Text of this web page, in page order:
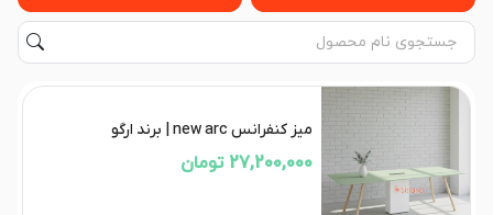
میز کنفرانس new arc | برند ارگو
27,200,000 تومان